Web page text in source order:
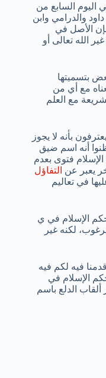
اليوم السابع من
والدرامي وابن
الأصل في
الله تعالى أو
بتسميتها
مع أي من
مع العلم
بأنه لا يجوز
أنه اسم ضيق
فتوى بعدم
يعبر عن التفاؤل
في تعاليم
الإسلام في ي
لكنه غير
فيه لكم فيه
الإسلام في
ألقاب الدلع باسم